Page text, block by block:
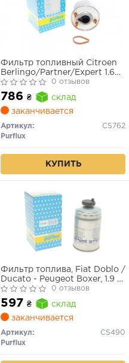
Фильтр топливный Citroen
Berlingo/Partner/Expert 1.6
HDI 10-
0 отзывов
786 ₴
склад
заканчивается
Артикул:
CS762
Purflux
КУПИТЬ
Фильтр топлива, Fiat Doblo /
Ducato - Peugeot Boxer, 1.9 -
2.0 - 2.2 - 2.8 JTD / HDI,
2001>
0 отзывов
597 ₴
склад
заканчивается
Артикул:
CS490
Purflux